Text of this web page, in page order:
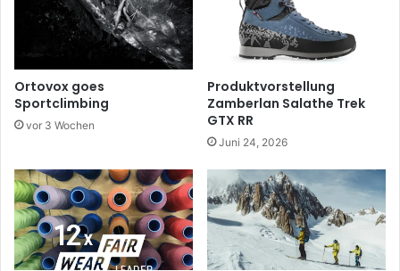
Ortovox goes
Sportclimbing
vor 3 Wochen
Produktvorstellung
Zamberlan Salathe Trek
GTX RR
Juni 24, 2026